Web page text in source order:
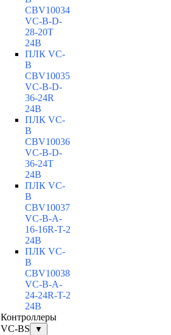
CBV10034
VC-В-D-
28-20T
24В
ПЛК VC-
B
CBV10035
VC-В-D-
36-24R
24В
ПЛК VC-
B
CBV10036
VC-В-D-
36-24T
24В
ПЛК VC-
B
CBV10037
VC-В-A-
16-16R-T-2
24В
ПЛК VC-
B
CBV10038
VC-В-A-
24-24R-T-2
24В
Контроллеры
VC-BS
▼